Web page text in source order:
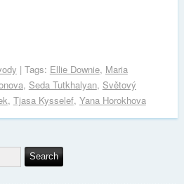
| Tags: Ellie Downie, Maria
, Seda Tutkhalyan, Světový
, Tjasa Kysselef, Yana Horokhova